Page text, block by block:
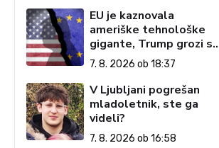
EU je kaznovala
ameriške tehnološke
gigante, Trump grozi s
carinami
7. 8. 2026 ob 18:37
V Ljubljani pogrešan
mladoletnik, ste ga
videli?
7. 8. 2026 ob 16:58